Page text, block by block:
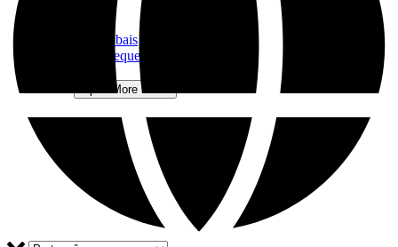
Parceiros globais
Perguntas Frequentes
Open More Menu